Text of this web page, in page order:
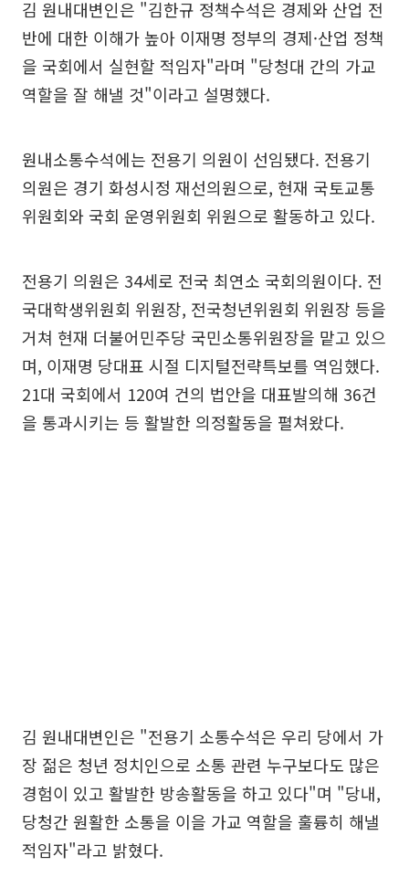
김 원내대변인은 "김한규 정책수석은 경제와 산업 전
반에 대한 이해가 높아 이재명 정부의 경제·산업 정책
을 국회에서 실현할 적임자"라며 "당청대 간의 가교
역할을 잘 해낼 것"이라고 설명했다.
원내소통수석에는 전용기 의원이 선임됐다. 전용기
의원은 경기 화성시정 재선의원으로, 현재 국토교통
위원회와 국회 운영위원회 위원으로 활동하고 있다.
전용기 의원은 34세로 전국 최연소 국회의원이다. 전
국대학생위원회 위원장, 전국청년위원회 위원장 등을
거쳐 현재 더불어민주당 국민소통위원장을 맡고 있으
며, 이재명 당대표 시절 디지털전략특보를 역임했다.
21대 국회에서 120여 건의 법안을 대표발의해 36건
을 통과시키는 등 활발한 의정활동을 펼쳐왔다.
김 원내대변인은 "전용기 소통수석은 우리 당에서 가
장 젊은 청년 정치인으로 소통 관련 누구보다도 많은
경험이 있고 활발한 방송활동을 하고 있다"며 "당내,
당청간 원활한 소통을 이을 가교 역할을 훌륭히 해낼
적임자"라고 밝혔다.